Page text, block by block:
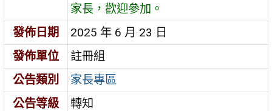
家長，歡迎參加。
發佈日期
2025 年 6 月 23 日
發佈單位
註冊組
公告類別
家長專區
公告等級
轉知